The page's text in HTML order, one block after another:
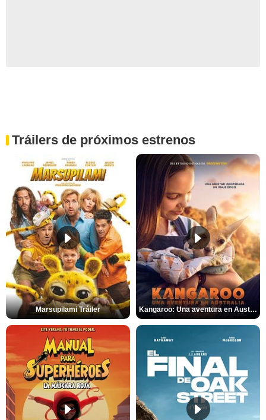
Tráilers de próximos estrenos
Marsupilami Tráiler Kangaroo: Una aventura en Australia Tráiler